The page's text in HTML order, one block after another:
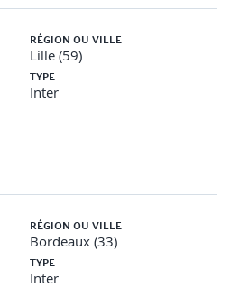
RÉGION OU VILLE
Lille (59)
TYPE
Inter
RÉGION OU VILLE
Bordeaux (33)
TYPE
Inter